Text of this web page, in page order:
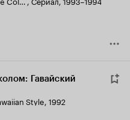
Гавайский
Style, 1992